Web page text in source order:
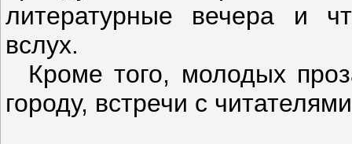
литературные вечера и
вслух.
Кроме того, молодых
городу, встречи с